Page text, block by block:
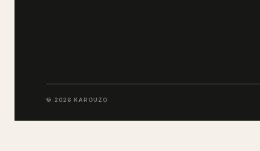
© 2026 KAROUZO